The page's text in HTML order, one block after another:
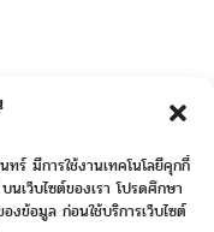
ร์ มีการใช้งานเทคโนโลยีคุกกี้
เว็บไซต์ของเรา โปรดศึกษา
งข้อมูล ก่อนใช้บริการเว็บไซต์